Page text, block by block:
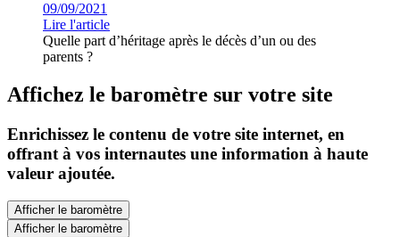
09/09/2021
Lire l'article
Quelle part d’héritage après le décès d’un ou des
parents ?
Affichez le baromètre sur votre site
Enrichissez le contenu de votre site internet, en
offrant à vos internautes une information à haute
valeur ajoutée.
Afficher le baromètre
Afficher le baromètre